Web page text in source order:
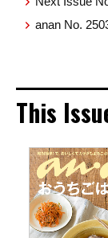
anan No.
This